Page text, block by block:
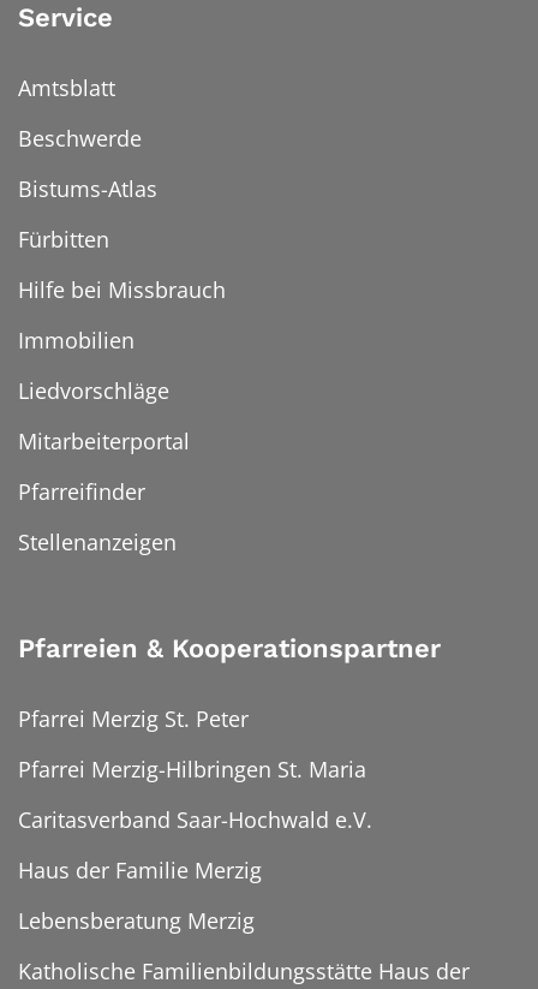
Service
Amtsblatt
Beschwerde
Bistums-Atlas
Fürbitten
Hilfe bei Missbrauch
Immobilien
Liedvorschläge
Mitarbeiterportal
Pfarreifinder
Stellenanzeigen
Pfarreien & Kooperationspartner
Pfarrei Merzig St. Peter
Pfarrei Merzig-Hilbringen St. Maria
Caritasverband Saar-Hochwald e.V.
Haus der Familie Merzig
Lebensberatung Merzig
Katholische Familienbildungsstätte Haus der